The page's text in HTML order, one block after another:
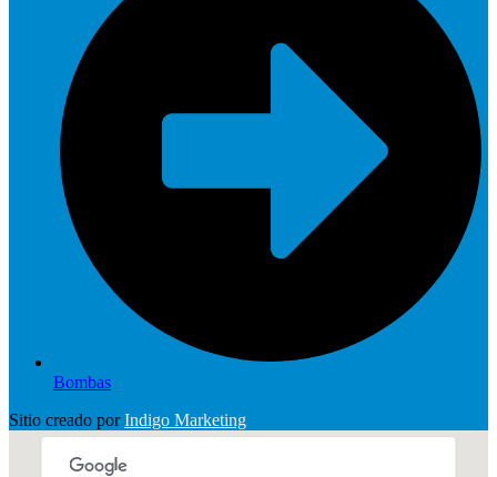
Bombas
Sitio creado porIndigo Marketing